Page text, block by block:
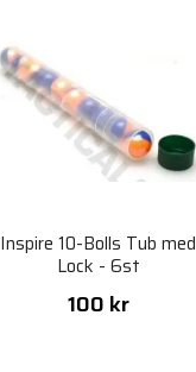
Inspire 10-Bolls Tub med
Lock - 6st
100 kr